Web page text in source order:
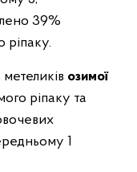
39%
ріпаку.
озимої
ріпаку та
1